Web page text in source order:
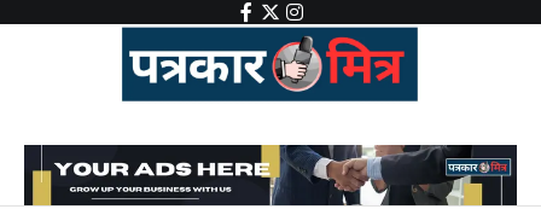
facebook
twitter
instagram